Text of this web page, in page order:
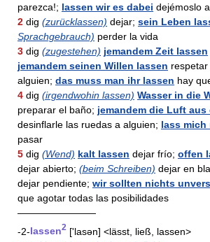
parezca!; lassen wir es dabei dejémoslo
2 dig (zurücklassen) dejar; sein Leben
Sprachgebrauch) perder la vida
3 dig (zugestehen) jemandem Zeit lassen
jemandem seinen Willen lassen
alguien; das muss man ihr lassen hay
4 dig (irgendwohin lassen) Wasser in die
preparar el baño; jemandem die Luft aus
desinflarle las ruedas a alguien; lass mich
pasar
5 dig (Wend) kalt lassen dejar frío; offen
dejar abierto; (beim Schreiben) dejar en
dejar pendiente; wir sollten nichts
que agotar todas las posibilidades
————————
-2-lassen2 ['lasən] <lässt, ließ, lassen>